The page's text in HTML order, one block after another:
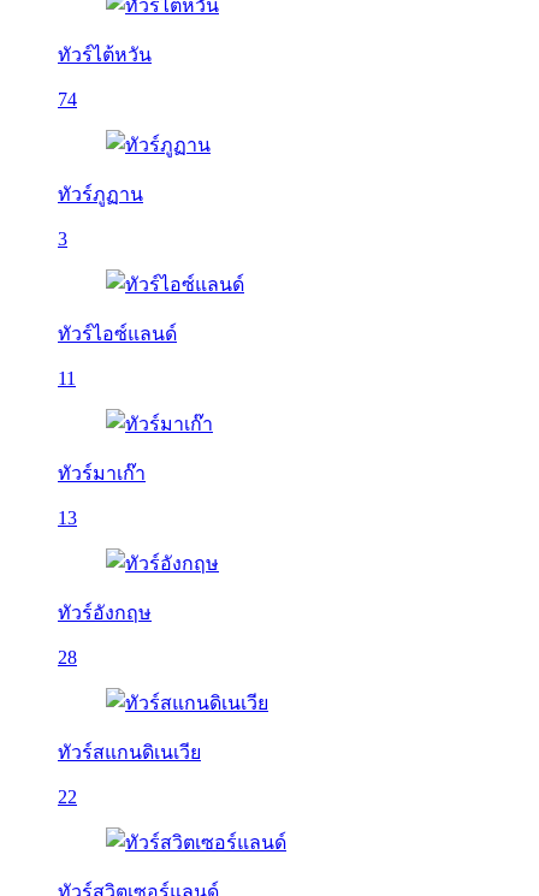
ทัวร์ไต้หวัน
74
ทัวร์ภูฏาน
3
ทัวร์ไอซ์แลนด์
11
ทัวร์มาเก๊า
13
ทัวร์อังกฤษ
28
ทัวร์สแกนดิเนเวีย
22
ทัวร์สวิตเซอร์แลนด์